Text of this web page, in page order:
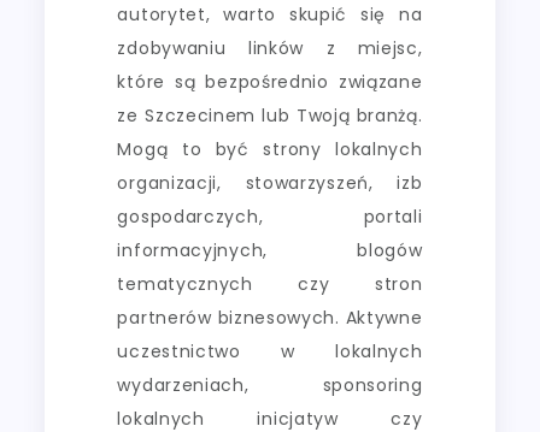
autorytet, warto skupić się na
zdobywaniu linków z miejsc,
które są bezpośrednio związane
ze Szczecinem lub Twoją branżą.
Mogą to być strony lokalnych
organizacji, stowarzyszeń, izb
gospodarczych, portali
informacyjnych, blogów
tematycznych czy stron
partnerów biznesowych. Aktywne
uczestnictwo w lokalnych
wydarzeniach, sponsoring
lokalnych inicjatyw czy